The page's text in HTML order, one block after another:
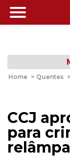
Home > Quentes >
CCJ
para